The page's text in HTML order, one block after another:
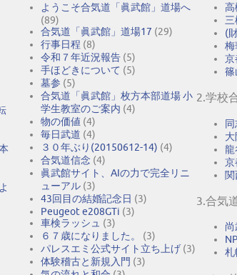
ようこそ合気道「眞武館」道場へ
(89)
合気道「眞武館」道場17 (29)
行事日程 (8)
令和７年近況報告 (5)
手ほどきについて (5)
墓参 (5)
合気道「眞武館」枚方本部道場 小
学生教室のご案内 (4)
物の価値 (4)
毎日武道 (4)
３０年ぶり(20150612-14) (4)
合気道信念 (4)
眞武館サイト、AIの力で完全リニ
ューアル (3)
43回目の結婚記念日 (3)
Peugeot e208GTi (3)
車検ラッシュ (3)
６７歳になりました。
(3)
パレスエミ公式サイト立ち上げ (3)
体験稽古と新規入門 (3)
高
(
梅
京
篠
2.学校
龍
京
関
3.合気
札